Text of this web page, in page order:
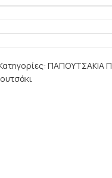
ΠΑΠΟΥΤΣΑΚΙΑ